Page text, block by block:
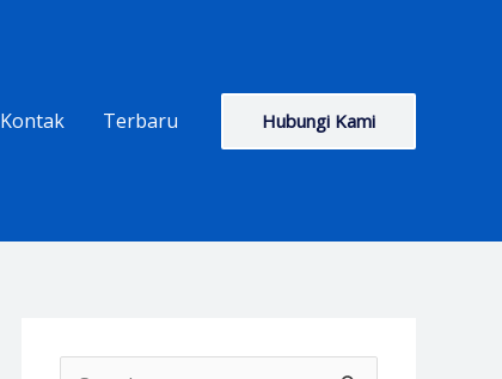
Kontak Terbaru Hubungi Kami